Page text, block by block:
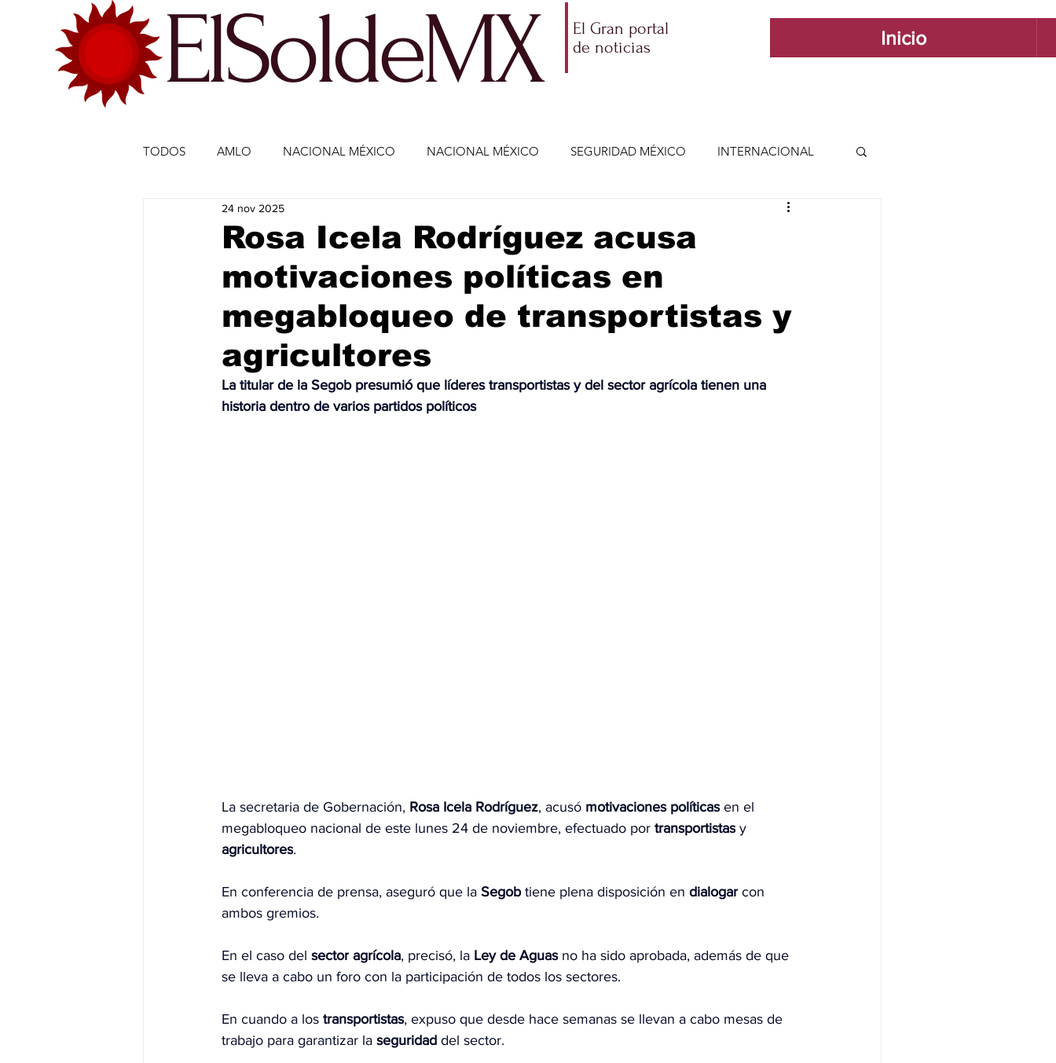
ElSoldeMX
El Gran portal
de noticias
Inicio
TODOS AMLO NACIONAL MÉXICO NACIONAL MÉXICO SEGURIDAD MÉXICO INTERNACIONAL
ECONOMÍA MÉXICO ECONOMÍA INTERNACIONAL
DEPORTES DEPORTES CIENCIA Y TECNOLOGÍA ENTRETENIMIENTO
JALISCO-PABLO LEMUS EDOMEX23-POLÍTICA
Rosa Icela Rodríguez acusa
motivaciones políticas en
megabloqueo de transportistas y
agricultores
24 nov 2025
La titular de la Segob presumió que líderes transportistas y del sector agrícola tienen una
historia dentro de varios partidos políticos
La secretaria de Gobernación, Rosa Icela Rodríguez, acusó motivaciones políticas en el
megabloqueo nacional de este lunes 24 de noviembre, efectuado por transportistas y
agricultores.
En conferencia de prensa, aseguró que la Segob tiene plena disposición en dialogar con
ambos gremios.
En el caso del sector agrícola, precisó, la Ley de Aguas no ha sido aprobada, además de que
se lleva a cabo un foro con la participación de todos los sectores.
En cuando a los transportistas, expuso que desde hace semanas se llevan a cabo mesas de
trabajo para garantizar la seguridad del sector.